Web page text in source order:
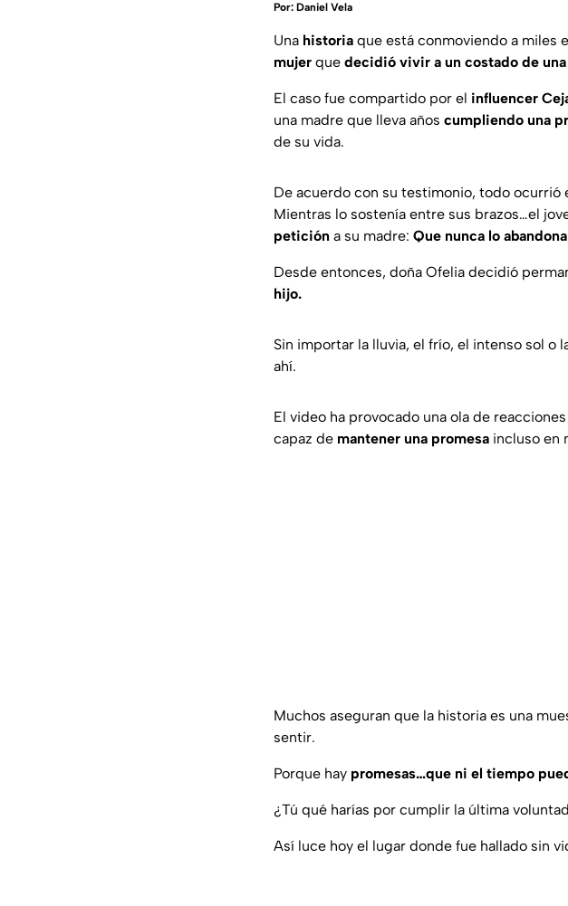
Por: Daniel Vela
Una historia que está conmoviendo a miles
mujer que decidió vivir a un costado de
El caso fue compartido por el influencer
una madre que lleva años cumpliendo una
de su vida.
De acuerdo con su testimonio, todo ocurrió
Mientras lo sostenía entre sus brazos…el
petición a su madre: Que nunca lo
Desde entonces, doña Ofelia decidió
hijo.
Sin importar la lluvia, el frío, el intenso sol
ahí.
El video ha provocado una ola de
capaz de mantener una promesa incluso en
Muchos aseguran que la historia es una
sentir.
Porque hay promesas…que ni el tiempo
¿Tú qué harías por cumplir la última
Así luce hoy el lugar donde fue hallado sin